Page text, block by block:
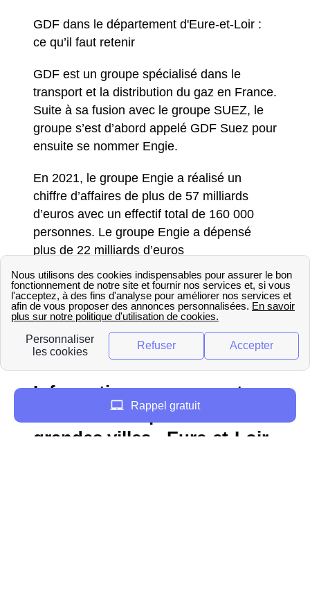
GDF dans le département d'Eure-et-Loir :
ce qu’il faut retenir
GDF est un groupe spécialisé dans le
transport et la distribution du gaz en France.
Suite à sa fusion avec le groupe SUEZ, le
groupe s’est d’abord appelé GDF Suez pour
ensuite se nommer Engie.
En 2021, le groupe Engie a réalisé un
chiffre d’affaires de plus de 57 milliards
d’euros avec un effectif total de 160 000
personnes. Le groupe Engie a dépensé
plus de 22 milliards d’euros
d’investissements pour développer la
recherche, plus de 1000 scientifiques et
experts œuvrent dans une dizaine de
centres de recherche et développement,
afin de trouver des solutions innovantes
pour l'énergie de demain.
Informations concernant
EDF - GDF depuis les
grandes villes - Eure-et-Loir
Rappel gratuit